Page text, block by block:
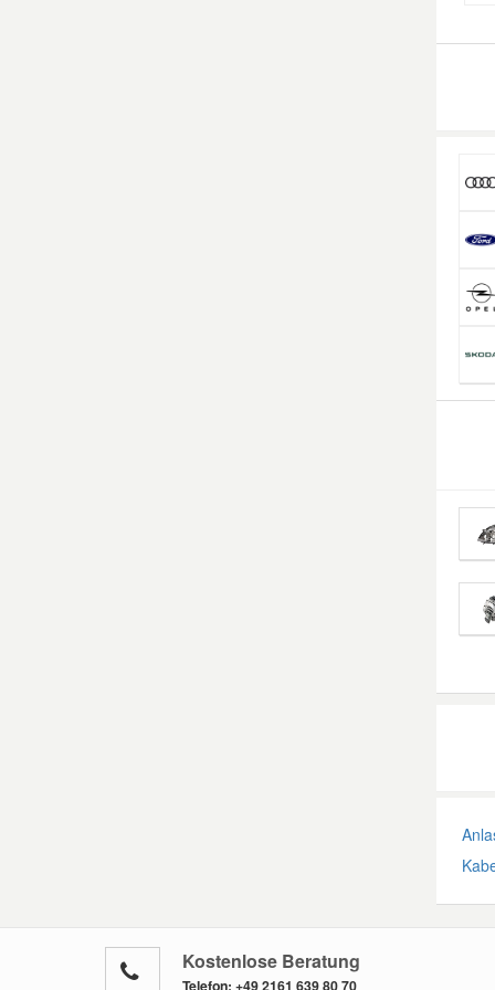
Kostenlose Beratung
Telefon: +49 2161 639 80 70